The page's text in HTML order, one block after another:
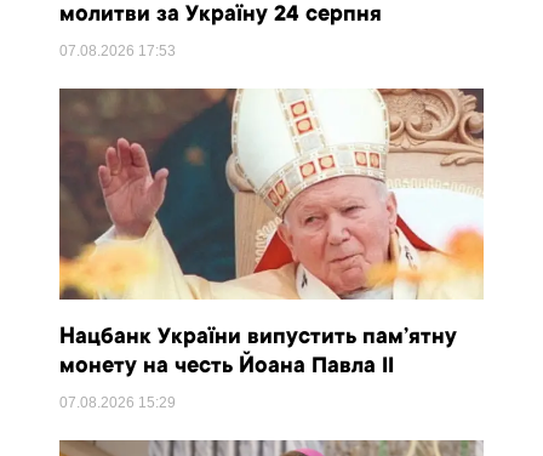
молитви за Україну 24 серпня
07.08.2026 17:53
Нацбанк України випустить пам’ятну
монету на честь Йоана Павла II
07.08.2026 15:29